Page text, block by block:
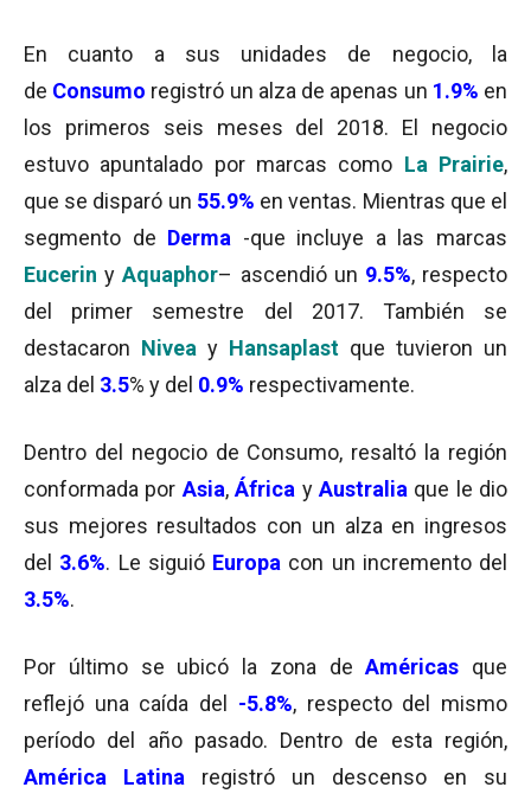
En cuanto a sus unidades de negocio, la
de Consumo registró un alza de apenas un 1.9% en
los primeros seis meses del 2018. El negocio
estuvo apuntalado por marcas como La Prairie,
que se disparó un 55.9% en ventas. Mientras que el
segmento de Derma -que incluye a las marcas
Eucerin yAquaphor– ascendió un 9.5%, respecto
del primer semestre del 2017. También se
destacaron Nivea y Hansaplast que tuvieron un
alza del 3.5% y del 0.9% respectivamente.
Dentro del negocio de Consumo, resaltó la región
conformada por Asia,África yAustralia que le dio
sus mejores resultados con un alza en ingresos
del 3.6%. Le siguió Europa con un incremento del
3.5%.
Por último se ubicó la zona deAméricas que
reflejó una caída del -5.8%, respecto del mismo
período del año pasado. Dentro de esta región,
América Latina registró un descenso en su